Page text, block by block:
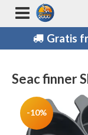
Gratis
Seac finner
-10%